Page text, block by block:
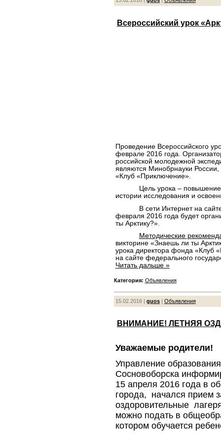
Всероссийский урок
Проведение Всероссийского
феврале 2016 года.
российской молодежной
являются Минобрнауки
«Клуб «Приключение».
Цель урока – повышение
истории исследования и
В сети Интернет на
февраля 2016 года будет
ты Арктику?».
Методические
викторине «Знаешь ли ты
урока директора фонда
на сайте федерального
Читать дальше »
Категория: Объявления
15.02.2016 | guos| Объявления
ВНИМАНИЕ! ЛЕТНЯЯ
Уважаемые родители!
Управление
Сосновоборска
15 апреля 2016 года в
города, начался прием
оздоровительные
можно подать в
котором обучается